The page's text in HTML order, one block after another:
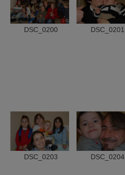
DSC_0200 DSC_0201
DSC_0203 DSC_0204